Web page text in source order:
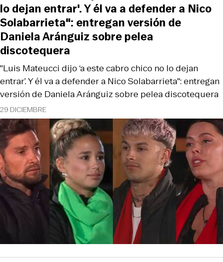
29 DICIEMBRE
"Luis Mateucci dijo ‘a este cabro chico no lo dejan
entrar’. Y él va a defender a Nico Solabarrieta": entregan
versión de Daniela Aránguiz sobre pelea discotequera
lo dejan entrar'. Y él va a defender a Nico
Solabarrieta": entregan versión de
Daniela Aránguiz sobre pelea
discotequera